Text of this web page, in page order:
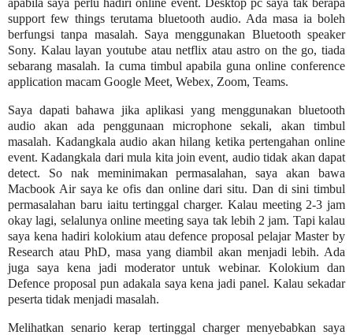
apabila saya perlu hadiri online event. Desktop pc saya tak berapa
support few things terutama bluetooth audio. Ada masa ia boleh
berfungsi tanpa masalah. Saya menggunakan Bluetooth speaker
Sony. Kalau layan youtube atau netflix atau astro on the go, tiada
sebarang masalah. Ia cuma timbul apabila guna online conference
application macam Google Meet, Webex, Zoom, Teams.
Saya dapati bahawa jika aplikasi yang menggunakan bluetooth
audio akan ada penggunaan microphone sekali, akan timbul
masalah. Kadangkala audio akan hilang ketika pertengahan online
event. Kadangkala dari mula kita join event, audio tidak akan dapat
detect. So nak meminimakan permasalahan, saya akan bawa
Macbook Air saya ke ofis dan online dari situ. Dan di sini timbul
permasalahan baru iaitu tertinggal charger. Kalau meeting 2-3 jam
okay lagi, selalunya online meeting saya tak lebih 2 jam. Tapi kalau
saya kena hadiri kolokium atau defence proposal pelajar Master by
Research atau PhD, masa yang diambil akan menjadi lebih. Ada
juga saya kena jadi moderator untuk webinar. Kolokium dan
Defence proposal pun adakala saya kena jadi panel. Kalau sekadar
peserta tidak menjadi masalah.
Melihatkan senario kerap tertinggal charger menyebabkan saya